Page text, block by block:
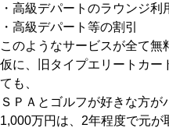
・高級デパートのラウンジ利
・高級デパート等の割引
このようなサービスが全て無
仮に、旧タイプエリートカー
ても、
ＳＰＡとゴルフが好きな方が
1,000万円は、2年程度で元が